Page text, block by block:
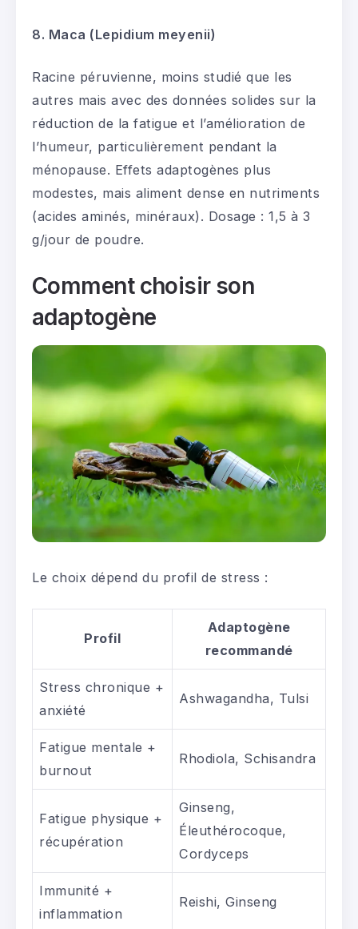
8. Maca (Lepidium meyenii)
Racine péruvienne, moins studié que les
autres mais avec des données solides sur la
réduction de la fatigue et l’amélioration de
l’humeur, particulièrement pendant la
ménopause. Effets adaptogènes plus
modestes, mais aliment dense en nutriments
(acides aminés, minéraux). Dosage : 1,5 à 3
g/jour de poudre.
Comment choisir son
adaptogène
Le choix dépend du profil de stress :
Profil
Adaptogène
recommandé
Stress chronique +
anxiété
Ashwagandha, Tulsi
Fatigue mentale +
burnout
Rhodiola, Schisandra
Fatigue physique +
récupération
Ginseng,
Éleuthérocoque,
Cordyceps
Immunité +
inflammation
Reishi, Ginseng